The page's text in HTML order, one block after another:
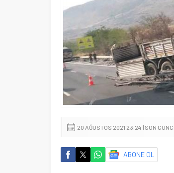
20 AĞUSTOS 2021 23:24 | SON
ABONE OL